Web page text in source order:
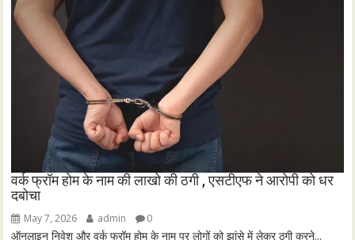
वर्क फ्रॉम होम के नाम की लाखो की ठगी , एसटीएफ ने आरोपी को धर
दबोचा
May 7, 2026 admin 0
ऑनलाइन निवेश और वर्क फ्रॉम होम के नाम पर लोगों को झांसे में लेकर ठगी करने...